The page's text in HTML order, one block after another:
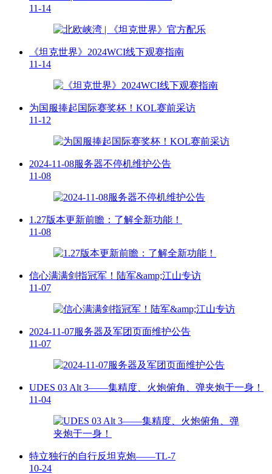
11-14
《坦克世界》2024WCI线下观赛指南
11-14
为国服捧起国际赛奖杯！KOL赛前采访
11-12
2024-11-08服务器不停机维护公告
11-08
1.27版本更新前瞻：了解全新功能！
11-08
信心满满剑指冠军！陆军&amp;江山专访
11-07
2024-11-07服务器及军团页面维护公告
11-07
UDES 03 Alt 3——集精度、火炮俯角、弹夹炮于一身！
11-04
特立独行的自行反坦克炮——TL-7
10-24